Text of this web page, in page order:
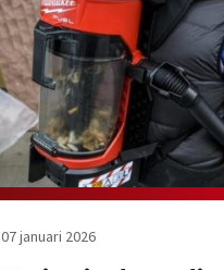
07 januari 2026